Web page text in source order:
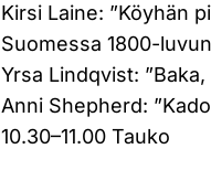
Kirsi Laine: ”Köyhän
Suomessa 1800-
Yrsa Lindqvist:
Anni Shepherd:
10.30–11.00 Tauko